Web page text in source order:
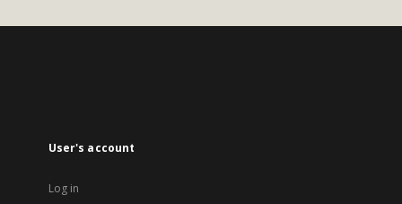
User's account
Log in